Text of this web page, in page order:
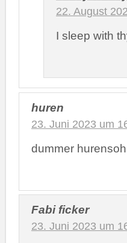
22. August
I sleep with
huren
23. Juni 2023 um
dummer
Fabi ficker
23. Juni 2023 um